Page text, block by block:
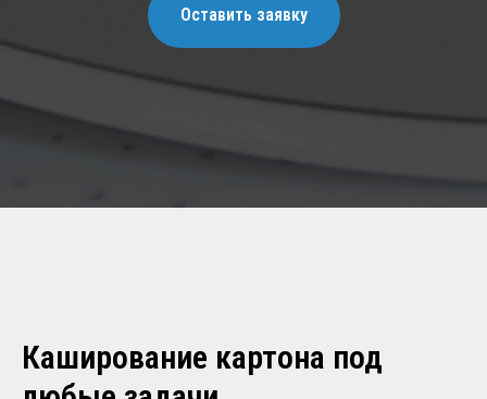
Оставить заявку
Каширование картона под